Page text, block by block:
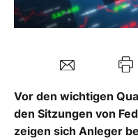
Folgen Sie uns
Kontakt
Vor den wichtigen
den Sitzungen von
zeigen sich Anleger